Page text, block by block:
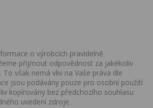
o výrobcích pravidelně
přijmout odpovědnost za jakékoliv
však nemá vliv na Vaše práva dle
jsou podávány pouze pro osobní použití
kopírovány bez předchozího souhlasu
uvedení zdroje.